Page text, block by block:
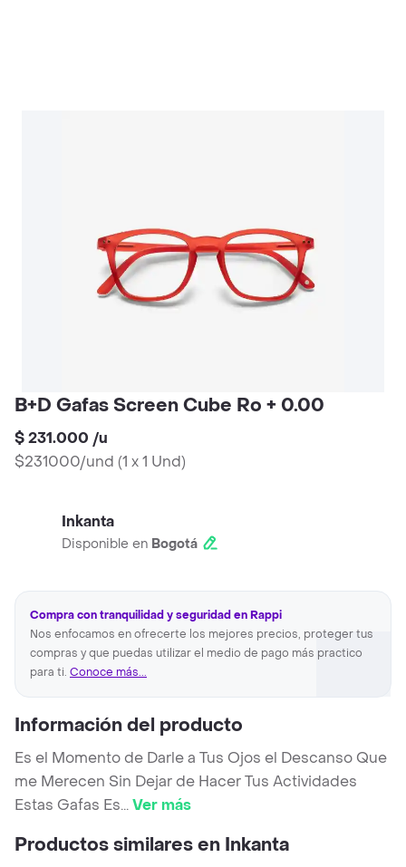
B+D Gafas Screen Cube Ro + 0.00
$ 231.000 /u
$231000/und (1 x 1 Und)
Inkanta
Disponible en Bogotá
Compra con tranquilidad y seguridad en Rappi
Nos enfocamos en ofrecerte los mejores precios, proteger tus
compras y que puedas utilizar el medio de pago más practico
para ti. Conoce más...
Información del producto
Es el Momento de Darle a Tus Ojos el Descanso Que
me Merecen Sin Dejar de Hacer Tus Actividades
Estas Gafas Es...Ver más
Productos similares en Inkanta